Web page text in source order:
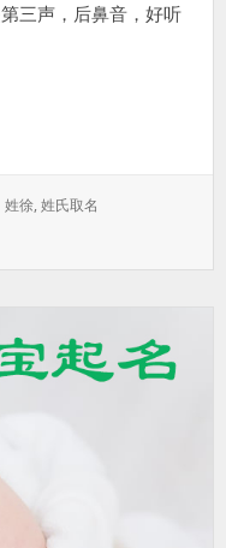
三声，后鼻音，好听
字，徐姓女孩漂亮有内涵
分
姓徐,姓氏取名